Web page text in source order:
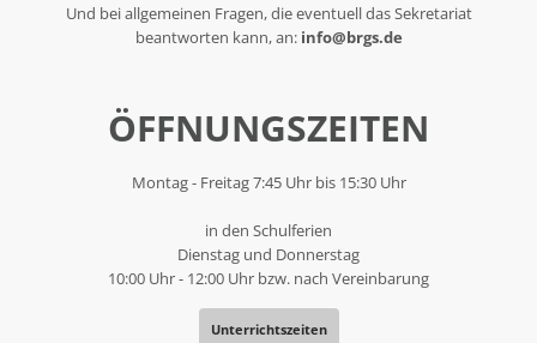
Und bei allgemeinen Fragen, die eventuell das Sekretariat
beantworten kann, an: info@brgs.de
ÖFFNUNGSZEITEN
Montag - Freitag 7:45 Uhr bis 15:30 Uhr
in den Schulferien
Dienstag und Donnerstag
10:00 Uhr - 12:00 Uhr bzw. nach Vereinbarung
Unterrichtszeiten